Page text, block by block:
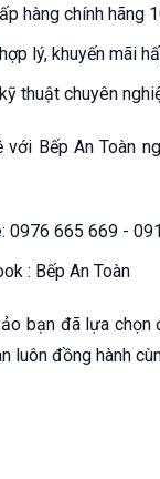
hàng chính hãng
lý, khuyến mãi
thuật chuyên
với Bếp An Toàn
0976 665 669 -
: Bếp An Toàn
bạn đã lựa chọn
luôn đồng hành